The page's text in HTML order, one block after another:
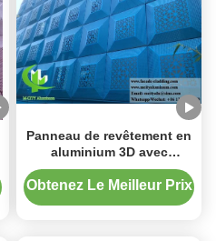
Panneau de revêtement en
aluminium 3D avec
revêtement en poudre
antirouille pour la
Obtenez Le Meilleur Prix